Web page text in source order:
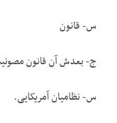
س- قانون
ج- بعدش آن قانون
س- نظامیان آمریکایی.